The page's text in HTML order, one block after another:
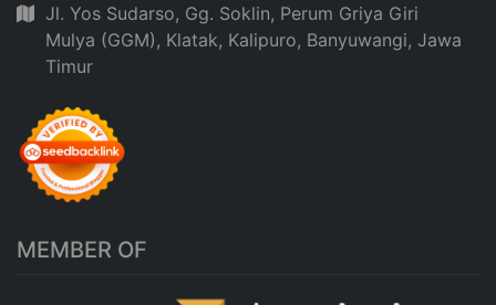
Jl. Yos Sudarso, Gg. Soklin, Perum Griya Giri
Mulya (GGM), Klatak, Kalipuro, Banyuwangi, Jawa
Timur
MEMBER OF